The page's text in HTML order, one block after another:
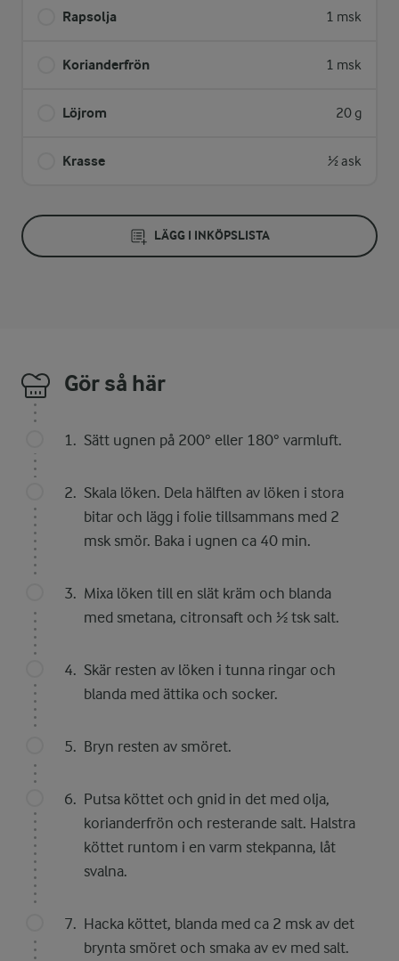
Rapsolja 1 msk
Korianderfrön 1 msk
Löjrom 20 g
Krasse ½ ask
LÄGG I INKÖPSLISTA
Gör så här
Sätt ugnen på 200° eller 180° varmluft.
Skala löken. Dela hälften av löken i stora
bitar och lägg i folie tillsammans med 2
msk smör. Baka i ugnen ca 40 min.
Mixa löken till en slät kräm och blanda
med smetana, citronsaft och ½ tsk salt.
Skär resten av löken i tunna ringar och
blanda med ättika och socker.
Bryn resten av smöret.
Putsa köttet och gnid in det med olja,
korianderfrön och resterande salt. Halstra
köttet runtom i en varm stekpanna, låt
svalna.
Hacka köttet, blanda med ca 2 msk av det
brynta smöret och smaka av ev med salt.